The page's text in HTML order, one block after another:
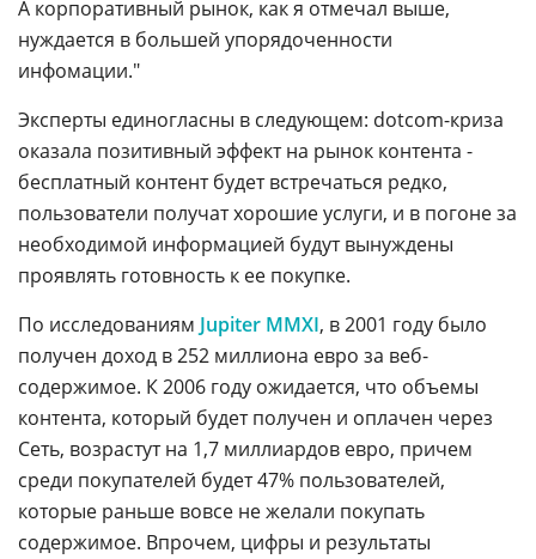
А корпоративный рынок, как я отмечал выше,
нуждается в большей упорядоченности
инфомации."
Эксперты единогласны в следующем: dotcom-криза
оказала позитивный эффект на рынок контента -
бесплатный контент будет встречаться редко,
пользователи получат хорошие услуги, и в погоне за
необходимой информацией будут вынуждены
проявлять готовность к ее покупке.
По исследованиям Jupiter MMXI, в 2001 году было
получен доход в 252 миллиона евро за веб-
содержимое. К 2006 году ожидается, что объемы
контента, который будет получен и оплачен через
Сеть, возрастут на 1,7 миллиардов евро, причем
среди покупателей будет 47% пользователей,
которые раньше вовсе не желали покупать
содержимое. Впрочем, цифры и результаты